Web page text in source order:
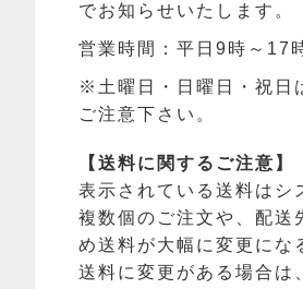
でお知らせいたします。
営業時間：平日9時～17
※土曜日・日曜日・祝日
ご注意下さい。
【送料に関するご注意】
表示されている送料はシ
複数個のご注文や、配送
め送料が大幅に変更にな
送料に変更がある場合は